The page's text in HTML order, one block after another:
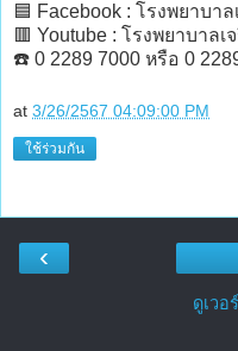
🟦 Facebook : โรงพยาบา
🟥 Youtube : โรงพยาบาล
☎️ 0 2289 7000 หรือ 0
at 3/26/2567 04:09:00 PM
ใช้ร่วมกัน
‹
ดูเวอ